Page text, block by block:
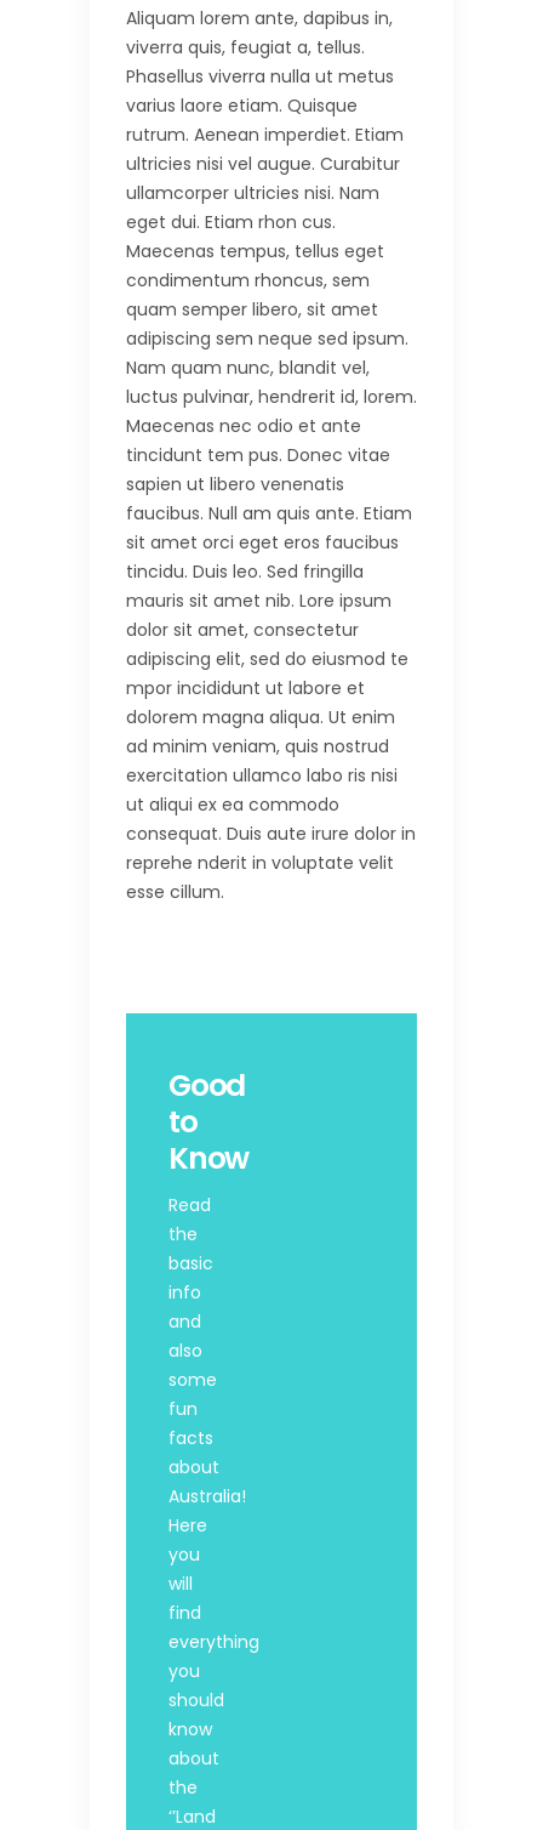
Aliquam lorem ante, dapibus in,
viverra quis, feugiat a, tellus.
Phasellus viverra nulla ut metus
varius laore etiam. Quisque
rutrum. Aenean imperdiet. Etiam
ultricies nisi vel augue. Curabitur
ullamcorper ultricies nisi. Nam
eget dui. Etiam rhon cus.
Maecenas tempus, tellus eget
condimentum rhoncus, sem
quam semper libero, sit amet
adipiscing sem neque sed ipsum.
Nam quam nunc, blandit vel,
luctus pulvinar, hendrerit id, lorem.
Maecenas nec odio et ante
tincidunt tem pus. Donec vitae
sapien ut libero venenatis
faucibus. Null am quis ante. Etiam
sit amet orci eget eros faucibus
tincidu. Duis leo. Sed fringilla
mauris sit amet nib. Lore ipsum
dolor sit amet, consectetur
adipiscing elit, sed do eiusmod te
mpor incididunt ut labore et
dolorem magna aliqua. Ut enim
ad minim veniam, quis nostrud
exercitation ullamco labo ris nisi
ut aliqui ex ea commodo
consequat. Duis aute irure dolor in
reprehe nderit in voluptate velit
esse cillum.
Good
to
Know
Read
the
basic
info
and
also
some
fun
facts
about
Australia!
Here
you
will
find
everything
you
should
know
about
the
‘’Land